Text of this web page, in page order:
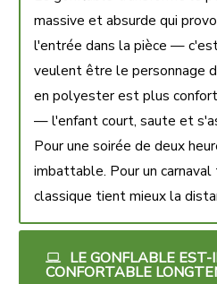
massive et absurde qui
l'entrée dans la pièce —
veulent être le personnage
en polyester est plus
— l'enfant court, saute et
Pour une soirée de deux
imbattable. Pour un
classique tient mieux la
LE GONFLABLE EST-
CONFORTABLE